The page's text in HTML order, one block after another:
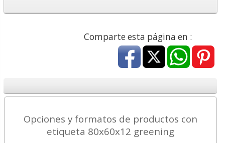
Comparte esta página en :
Opciones y formatos de productos con
etiqueta 80x60x12 greening